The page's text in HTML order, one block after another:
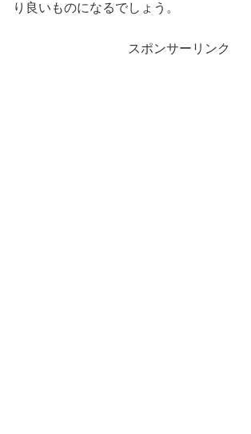
り良いものになるでしょう。
スポンサーリンク